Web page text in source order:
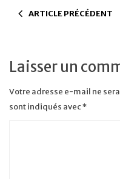
ARTICLE PRÉCÉDENT
Laisser un
Votre adresse e-mail ne
sont indiqués avec*